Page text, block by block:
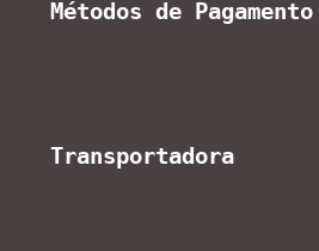
Métodos de Pagamento
Transportadora